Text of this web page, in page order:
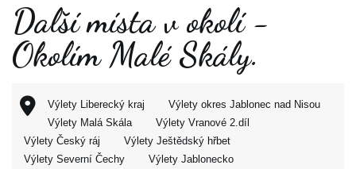
Další místa v okolí -
Okolím Malé Skály.
Výlety Liberecký kraj
Výlety okres Jablonec nad Nisou
Výlety Malá Skála
Výlety Vranové 2.díl
Výlety Český ráj
Výlety Ještědský hřbet
Výlety Severní Čechy
Výlety Jablonecko